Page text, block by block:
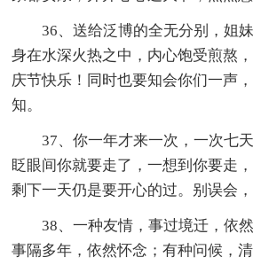
36、送给泛博的全无分别，姐
身在水深火热之中，内心饱受煎熬
庆节快乐！同时也要知会你们一声
知。
37、你一年才来一次，一次七
眨眼间你就要走了，一想到你要走
剩下一天仍是要开心的过。别误会，
38、一种友情，事过境迁，依
事隔多年，依然怀念；有种问候，